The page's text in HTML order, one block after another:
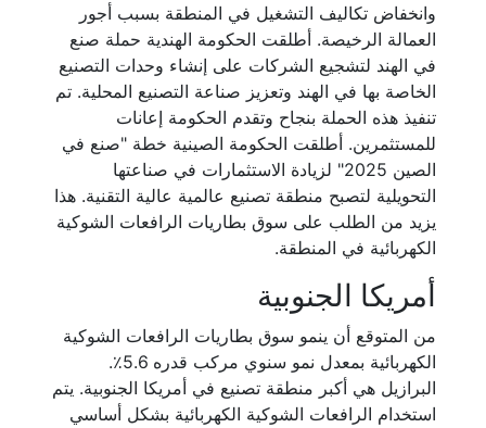
وانخفاض تكاليف التشغيل في المنطقة بسبب أجور
العمالة الرخيصة. أطلقت الحكومة الهندية حملة صنع
في الهند لتشجيع الشركات على إنشاء وحدات التصنيع
الخاصة بها في الهند وتعزيز صناعة التصنيع المحلية. تم
تنفيذ هذه الحملة بنجاح وتقدم الحكومة إعانات
للمستثمرين. أطلقت الحكومة الصينية خطة "صنع في
الصين 2025" لزيادة الاستثمارات في صناعتها
التحويلية لتصبح منطقة تصنيع عالمية عالية التقنية. هذا
يزيد من الطلب على سوق بطاريات الرافعات الشوكية
الكهربائية في المنطقة.
أمريكا الجنوبية
من المتوقع أن ينمو سوق بطاريات الرافعات الشوكية
الكهربائية بمعدل نمو سنوي مركب قدره 5.6٪.
البرازيل هي أكبر منطقة تصنيع في أمريكا الجنوبية. يتم
استخدام الرافعات الشوكية الكهربائية بشكل أساسي